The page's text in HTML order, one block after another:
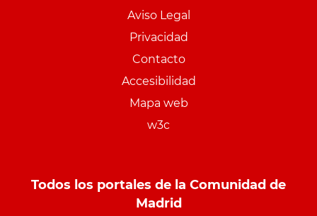
Aviso Legal
Privacidad
Contacto
Accesibilidad
Mapa web
w3c
Todos los portales de la Comunidad de
Madrid